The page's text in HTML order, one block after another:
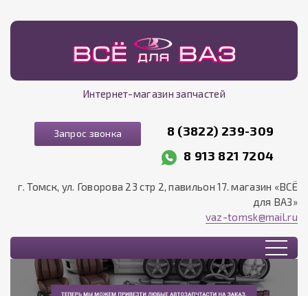
Интернет-магазин запчастей
Запрос звонка
8 (3822) 239-309
8 913 821 7204
г. Томск, ул. Говорова 23 стр 2, павильон 17. магазин «ВСЁ
для ВАЗ»
vaz-tomsk@mail.ru